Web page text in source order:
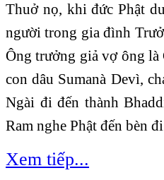
Thuở nọ, khi đức Phật
người trong gia đình
Ông trưởng giả vợ ông là
con dâu Sumanà Devì,
Ngài đi đến thành
Ram nghe Phật đến bèn
Xem tiếp...